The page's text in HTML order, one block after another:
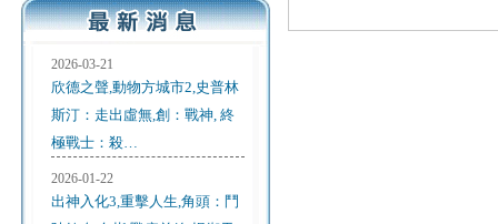
2026-03-21
欣德之聲,動物方城市2,史普林
斯汀：走出虛無,創：戰神, 終
極戰士：殺…
2026-01-22
出神入化3,重擊人生,角頭：鬥